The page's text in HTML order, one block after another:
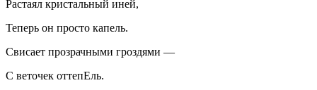
Растаял кристальный иней,
Теперь он просто капель.
Свисает прозрачными гроздями —
С веточек оттепЕль.